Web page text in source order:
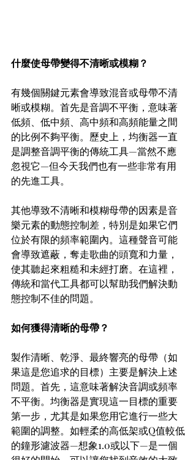
什麼使母帶變得不清晰或模糊？
有幾個關鍵元素會導致混音或母帶不清
晰或模糊。首先是音調不平衡，意味著
低頻、低中頻、高中頻和高頻能量之間
的比例不夠平衡。歷史上，均衡器一直
是調整音調平衡的傳統工具—當然不應
忽視它—但今天我們也有一些非常有用
的先進工具。
其他導致不清晰和模糊母帶的因素是音
樂元素的動態控制差，特別是如果它們
位於有限的頻率範圍內。這種聲音可能
會導致遮蔽，奪走歌曲的頭寬和力量，
使其聽起來粗糙和未經打磨。在這裡，
傳統和當代工具都可以幫助我們解決動
態控制不佳的問題。
如何獲得清晰的母帶？
製作清晰、乾淨、最終響亮的母帶（如
果這是您追求的目標）主要是解決上述
問題。首先，這意味著解決音調或頻率
不平衡。均衡器是實現這一目標的重要
第一步，尤其是如果您用它進行一些大
範圍的調整。如輕柔的高低架或Q值較低
的鐘形濾波器—想象1.0或以下—是一個